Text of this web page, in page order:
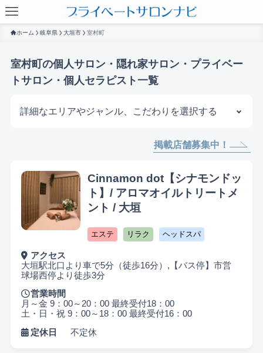
ホーム 岐阜県 大垣市 室村町
室村町の個人サロン・隠れ家サロン・プライベー
トサロン・個人セラピスト一覧
詳細なエリアやジャンル、こだわりを選択する
掲載店舗募集中！
Cinnamon dot【シナモンドッ
ト】/ アロマオイルトリートメ
ント / 大垣
エステ リラク ヘッドスパ
アクセス
大垣駅北口より車で5分（徒歩16分）,【バス停】市営
球場西停より徒歩3分
営業時間
月～金 9：00～20：00 最終受付18：00
土・日・祝 9：00～18：00 最終受付16：00
定休日
不定休